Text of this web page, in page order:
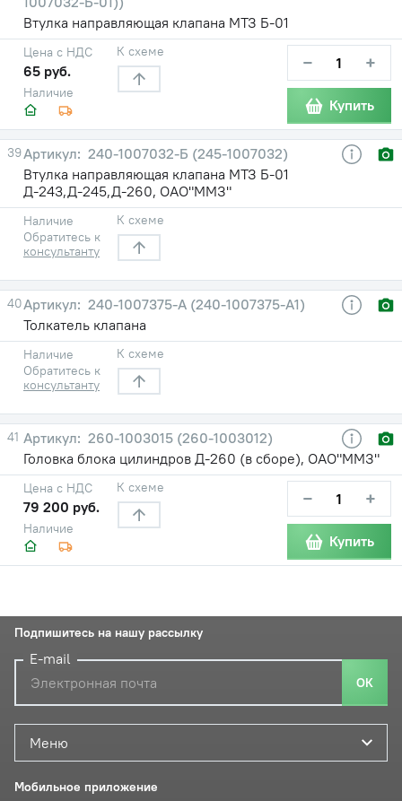
Втулка направляющая клапана МТЗ Б-01
Наличие
Цена с НДС
65 руб.
К схеме − +
Купить
39
240-1007032-Б (245-1007032)
Втулка направляющая клапана МТЗ Б-01
Д-243,Д-245,Д-260, ОАО"ММЗ"
Наличие
Обратитесь к
консультанту
К схеме
40
240-1007375-А (240-1007375-А1)
Толкатель клапана
Наличие
Обратитесь к
консультанту
К схеме
41
260-1003015 (260-1003012)
Головка блока цилиндров Д-260 (в сборе), ОАО"ММЗ"
Наличие
Цена с НДС
79 200 руб.
К схеме − +
Купить
Меню
Мобильное приложение
Подпишитесь на нашу рассылку
E-mail
ОК